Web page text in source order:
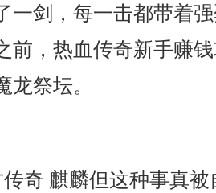
一剑，每一击都带着
前，热血传奇新手赚
龙祭坛。
传奇 麒麟但这种事真